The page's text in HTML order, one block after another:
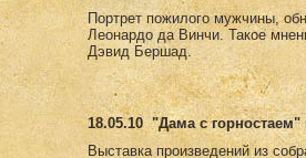
Портрет пожилого мужчины,
Леонардо да Винчи. Такое
Дэвид Бершад.
18.05.10 "Дама с
Выставка произведений из